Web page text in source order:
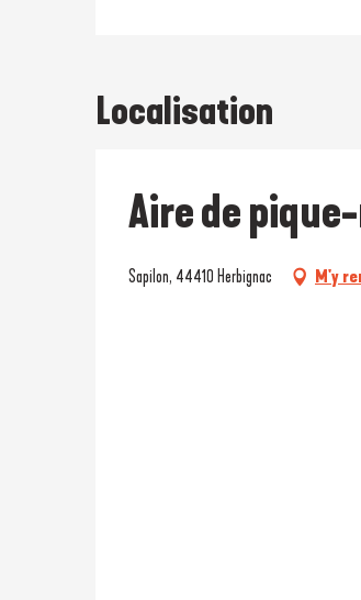
Localisation
Aire de
Sapilon, 44410 Herbignac M'y